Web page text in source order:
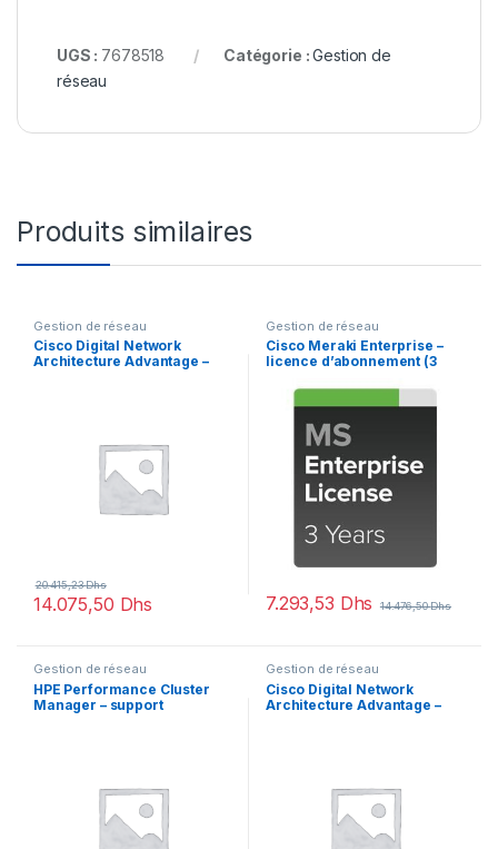
UGS : 7678518 Catégorie :Gestion de
réseau
Produits similaires
Gestion de réseau
Cisco Digital Network
Architecture Advantage –
14.075,50 Dhs
20.415,23Dhs
Gestion de réseau
Cisco Meraki Enterprise –
licence d’abonnement (3
Support – 1 switch
7.293,53 Dhs 14.476,50Dhs
Gestion de réseau
HPE Performance Cluster
Manager – support
Gestion de réseau
Cisco Digital Network
Architecture Advantage –